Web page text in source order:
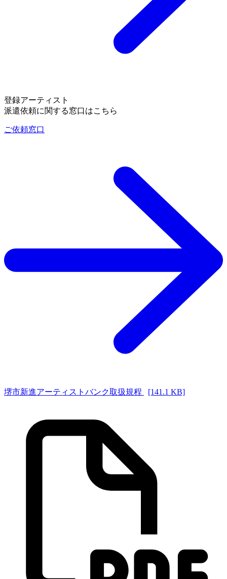
登録アーティスト
派遣依頼に関する窓口はこちら
ご依頼窓口
堺市新進アーティストバンク取扱規程 [141.1 KB]